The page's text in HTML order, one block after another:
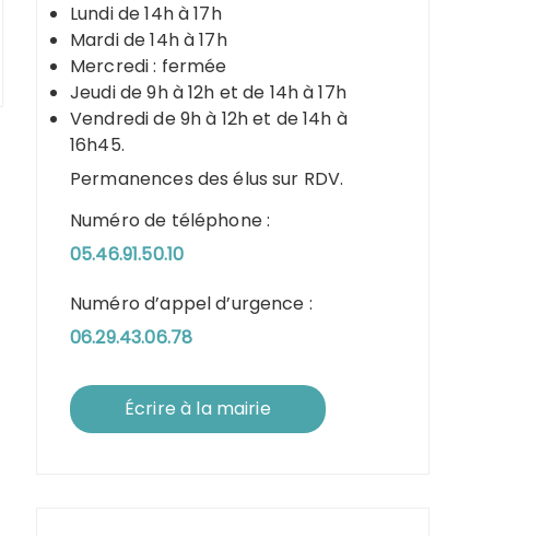
Lundi de 14h à 17h
Mardi de 14h à 17h
Mercredi : fermée
Jeudi de 9h à 12h et de 14h à 17h
Vendredi de 9h à 12h et de 14h à
16h45.
Permanences des élus sur RDV.
Numéro de téléphone :
05.46.91.50.10
Numéro d’appel d’urgence :
06.29.43.06.78
Écrire à la mairie